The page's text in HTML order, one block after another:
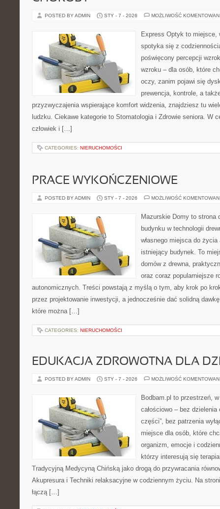
POSTED BY ADMIN STY - 7 - 2026 MOŻLIWOŚĆ
Express Optyk to miejsce,
spotyka się z
poświęcony percepcji
wzroku – dla osób, które
oczy, zanim pojawi się
prewencja, kontrole, a
przyzwyczajenia wspierające komfort widzenia, znajdziesz tu
ludzku. Ciekawe kategorie to Stomatologia i Zdrowie seniora. W
człowiek i […]
CATEGORIES: NIERUCHOMOŚCI
PRACE WYKOŃCZENIOWE
POSTED BY ADMIN STY - 7 - 2026 MOŻLIWOŚĆ
Mazurskie Domy to strona
budynku w technologii
własnego miejsca do
istniejący budynek. To
domów z drewna,
oraz coraz popularniejsze
autonomicznych. Treści powstają z myślą o tym, aby krok po
przez projektowanie inwestycji, a jednocześnie dać solidną
które można […]
CATEGORIES: NIERUCHOMOŚCI
EDUKACJA ZDROWOTNA DLA
POSTED BY ADMIN STY - 7 - 2026 MOŻLIWOŚĆ
Bodbam.pl to przestrzeń,
całościowo – bez dzielenia
części”, bez patrzenia
miejsce dla osób, które
organizm, emocje i
którzy interesują się
Tradycyjną Medycyną Chińską jako drogą do przywracania
Akupresura i Techniki relaksacyjne w codziennym życiu. Na
łączą […]